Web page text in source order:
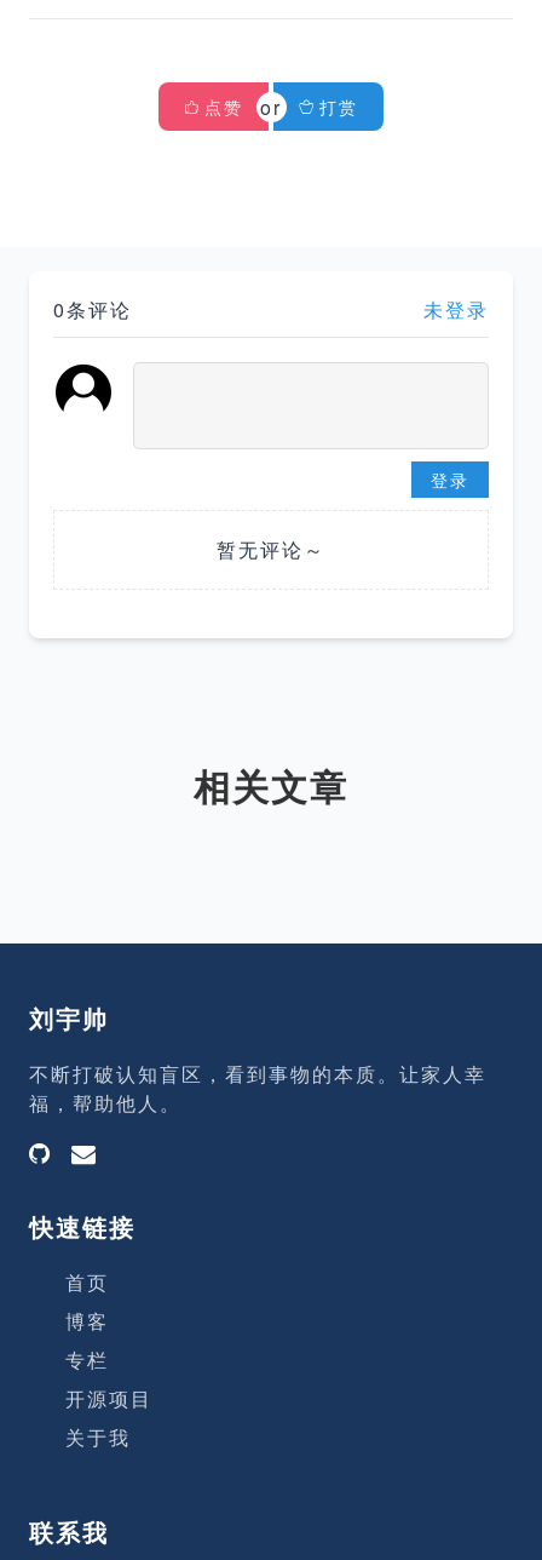
点赞 打赏
0条评论 未登录
登录
暂无评论～
相关文章
刘宇帅
不断打破认知盲区，看到事物的本质。让家人幸
福，帮助他人。
快速链接
首页
博客
专栏
开源项目
关于我
联系我